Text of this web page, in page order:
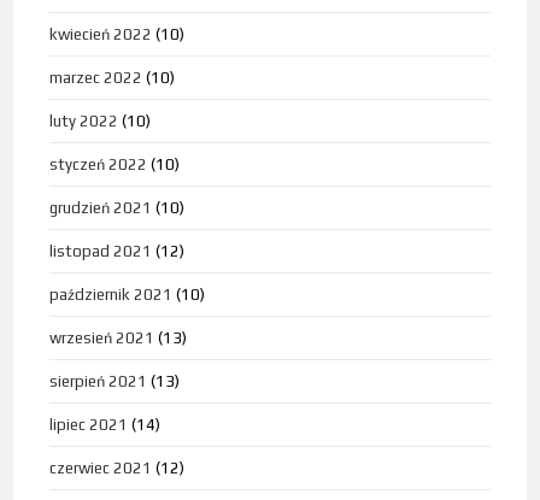
kwiecień 2022 (10)
marzec 2022 (10)
luty 2022 (10)
styczeń 2022 (10)
grudzień 2021 (10)
listopad 2021 (12)
październik 2021 (10)
wrzesień 2021 (13)
sierpień 2021 (13)
lipiec 2021 (14)
czerwiec 2021 (12)